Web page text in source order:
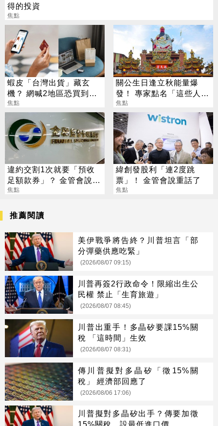
得的投資
焦點
蝦皮「台灣出貨」藏玄
機？ 網喊2地區恐買到假
貨 專家揭真相
焦點
關公生日逢立秋能量爆
發！ 專家點名「這些人」
別亂拜
焦點
違約交割1次就要「預收
足額款券」？ 金管會說話
了
焦點
緯創發股利「連2度跳
票」！ 金管會說重話了
焦點
推薦閱讀
美伊戰爭將告終？川普坦言「部
分彈藥供應吃緊」
(2026/08/07 09:15)
川普再簽2行政命令！限縮出生公
民權 禁止「生育旅遊」
(2026/08/07 08:45)
川普出重手！多晶矽要課15%關
稅 「這時間」生效
(2026/08/07 08:31)
傳川普擬對多晶矽「徵15%關
稅」 經濟部回應了
(2026/08/06 17:06)
川普擬對多晶矽出手？傳要加徵
15%關稅、設最低進口價